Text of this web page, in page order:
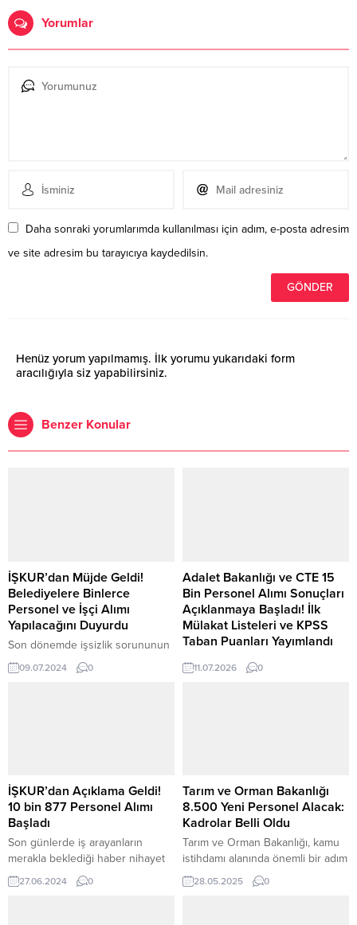
Yorumlar
Daha sonraki yorumlarımda kullanılması için adım, e-posta adresim
ve site adresim bu tarayıcıya kaydedilsin.
Henüz yorum yapılmamış. İlk yorumu yukarıdaki form
aracılığıyla siz yapabilirsiniz.
Benzer Konular
İŞKUR’dan Müjde Geldi!
Belediyelere Binlerce
Personel ve İşçi Alımı
Yapılacağını Duyurdu
Son dönemde işsizlik sorununun
arttığı ülkemizde, İŞKUR’dan
sevindirici bir haber geldi!
hangi kadrolar olacak? Ve en
önemlisi, belediye personel alımı
başvurusu nasıl yapılacak? Bu
yazımızda, dikkat çeken...
09.07.2024 0
Adalet Bakanlığı ve CTE 15
Bin Personel Alımı Sonuçları
Açıklanmaya Başladı! İlk
Mülakat Listeleri ve KPSS
Taban Puanları Yayımlandı
Adalet Bakanlığı ve Ceza ve
Tevkifevleri (CTE) Genel
sonuç açıklayan adliyelerin
güncel listesi haberimizde. Adalet
Bakanlığı ile Ceza ve Tevkifevleri
(CTE) Genel Müdürlüğü tarafından
gerçekleştirilen 15 bin sözleşmeli
11.07.2026 0
İŞKUR’dan Açıklama Geldi!
10 bin 877 Personel Alımı
Başladı
Son günlerde iş arayanların
merakla beklediği haber nihayet
geldi! İŞKUR, 10 bin 877 personel
alımı için başvuruları almaya
27.06.2024 0
Tarım ve Orman Bakanlığı
8.500 Yeni Personel Alacak:
Kadrolar Belli Oldu
Tarım ve Orman Bakanlığı, kamu
istihdamı alanında önemli bir adım
atarak 8.500 kişilik personel alımı
gerçekleştireceğini duyurdu.
28.05.2025 0